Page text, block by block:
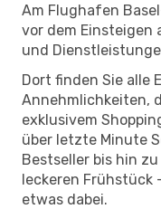
Am Flughafen
vor dem
und
Dort finden Sie alle
Annehmlichkeiten,
exklusivem
über letzte Minute
Bestseller bis hin
leckeren Frühstück
etwas dabei.